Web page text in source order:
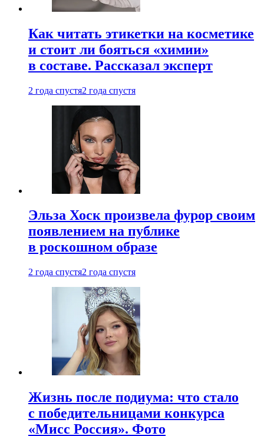
Как читать этикетки на косметике
и стоит ли бояться «химии»
в составе. Рассказал эксперт
2 года спустя2 года спустя
Эльза Хоск произвела фурор своим
появлением на публике
в роскошном образе
2 года спустя2 года спустя
Жизнь после подиума: что стало
с победительницами конкурса
«Мисс Россия». Фото